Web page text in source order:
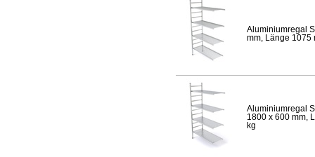
Aluminiumregal
mm, Länge 1075
Aluminiumregal
1800 x 600 mm,
kg